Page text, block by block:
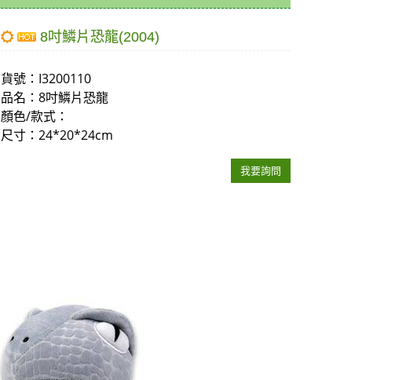
8吋鱗片恐龍(2004)
貨號： I3200110
品名： 8吋鱗片恐龍
顏色/款式：
尺寸：24*20*24cm
我要詢問